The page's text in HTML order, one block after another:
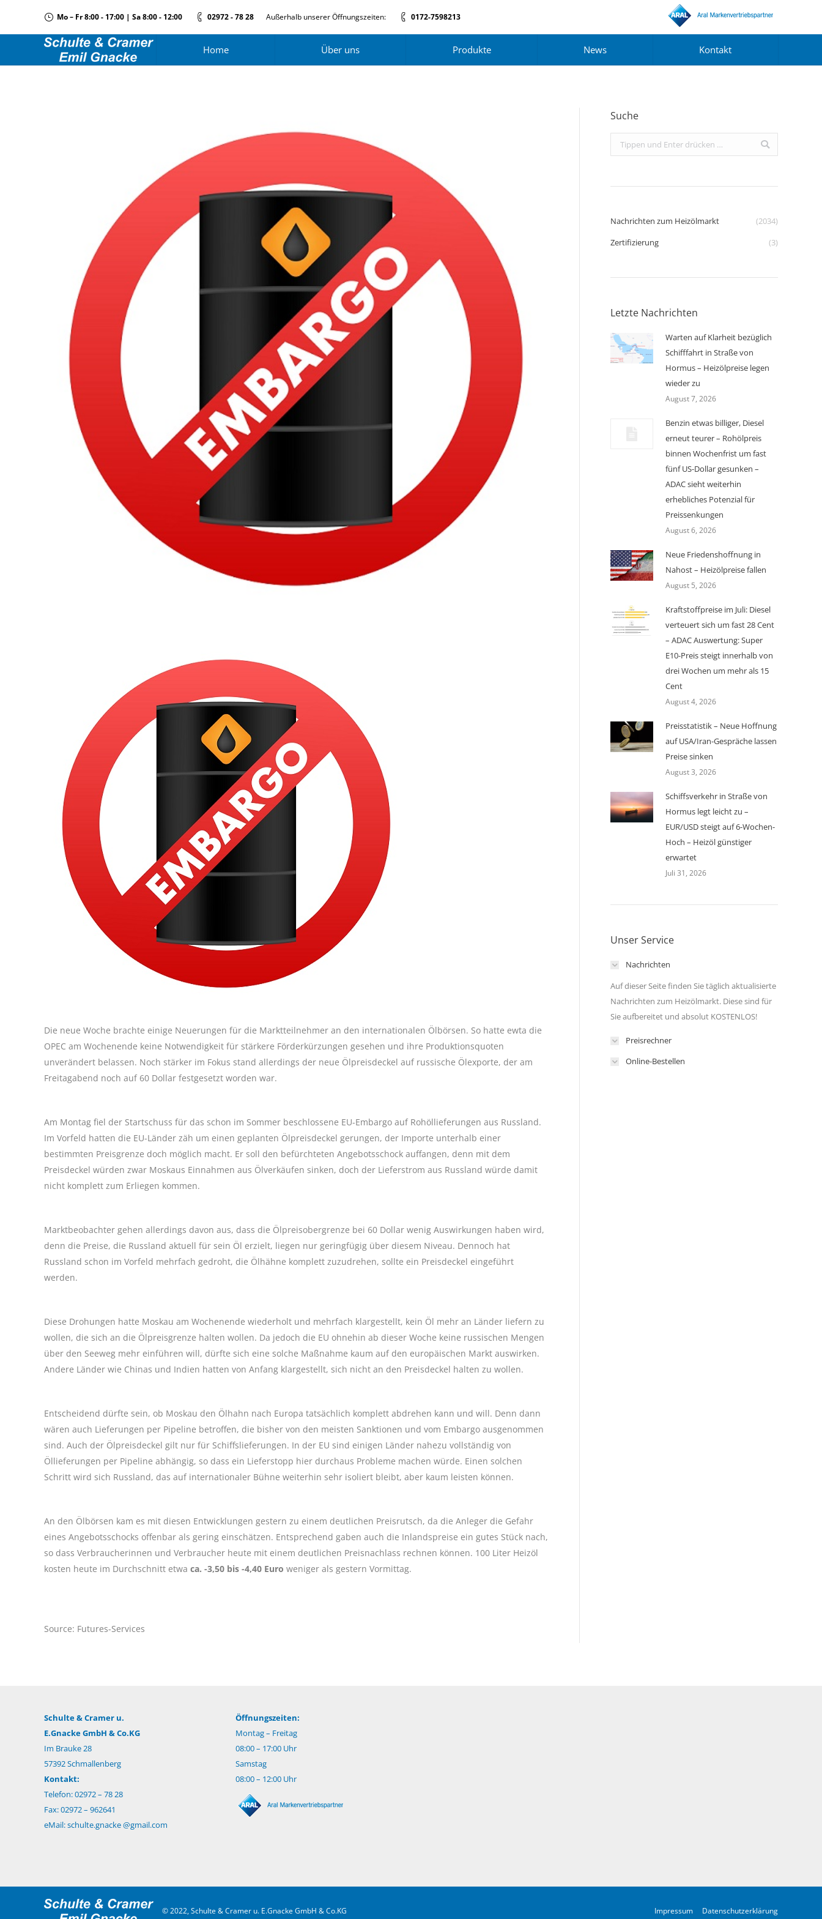
Mo – Fr 8:00 - 17:00 | Sa 8:00 - 12:00 02972 - 78 28 Außerhalb unserer Öffnungszeiten: 0172-7598213
Home Über uns Produkte News Kontakt
Die neue Woche brachte einige Neuerungen für die Marktteilnehmer an den internationalen Ölbörsen. So hatte ewta die
OPEC am Wochenende keine Notwendigkeit für stärkere Förderkürzungen gesehen und ihre Produktionsquoten
unverändert belassen. Noch stärker im Fokus stand allerdings der neue Ölpreisdeckel auf russische Ölexporte, der am
Freitagabend noch auf 60 Dollar festgesetzt worden war.
Am Montag fiel der Startschuss für das schon im Sommer beschlossene EU-Embargo auf Rohöllieferungen aus Russland.
Im Vorfeld hatten die EU-Länder zäh um einen geplanten Ölpreisdeckel gerungen, der Importe unterhalb einer
bestimmten Preisgrenze doch möglich macht. Er soll den befürchteten Angebotsschock auffangen, denn mit dem
Preisdeckel würden zwar Moskaus Einnahmen aus Ölverkäufen sinken, doch der Lieferstrom aus Russland würde damit
nicht komplett zum Erliegen kommen.
Marktbeobachter gehen allerdings davon aus, dass die Ölpreisobergrenze bei 60 Dollar wenig Auswirkungen haben wird,
denn die Preise, die Russland aktuell für sein Öl erzielt, liegen nur geringfügig über diesem Niveau. Dennoch hat
Russland schon im Vorfeld mehrfach gedroht, die Ölhähne komplett zuzudrehen, sollte ein Preisdeckel eingeführt
werden.
Diese Drohungen hatte Moskau am Wochenende wiederholt und mehrfach klargestellt, kein Öl mehr an Länder liefern zu
wollen, die sich an die Ölpreisgrenze halten wollen. Da jedoch die EU ohnehin ab dieser Woche keine russischen Mengen
über den Seeweg mehr einführen will, dürfte sich eine solche Maßnahme kaum auf den europäischen Markt auswirken.
Andere Länder wie Chinas und Indien hatten von Anfang klargestellt, sich nicht an den Preisdeckel halten zu wollen.
Entscheidend dürfte sein, ob Moskau den Ölhahn nach Europa tatsächlich komplett abdrehen kann und will. Denn dann
wären auch Lieferungen per Pipeline betroffen, die bisher von den meisten Sanktionen und vom Embargo ausgenommen
sind. Auch der Ölpreisdeckel gilt nur für Schiffslieferungen. In der EU sind einigen Länder nahezu vollständig von
Öllieferungen per Pipeline abhängig, so dass ein Lieferstopp hier durchaus Probleme machen würde. Einen solchen
Schritt wird sich Russland, das auf internationaler Bühne weiterhin sehr isoliert bleibt, aber kaum leisten können.
An den Ölbörsen kam es mit diesen Entwicklungen gestern zu einem deutlichen Preisrutsch, da die Anleger die Gefahr
eines Angebotsschocks offenbar als gering einschätzen. Entsprechend gaben auch die Inlandspreise ein gutes Stück nach,
so dass Verbraucherinnen und Verbraucher heute mit einem deutlichen Preisnachlass rechnen können. 100 Liter Heizöl
kosten heute im Durchschnitt etwa ca. -3,50 bis -4,40 Euro weniger als gestern Vormittag.
Source: Futures-Services
Suche
Search:
Nachrichten zum Heizölmarkt
(2034)
Zertifizierung
(3)
Letzte Nachrichten
Warten auf Klarheit bezüglich
Schifffahrt in Straße von
Hormus – Heizölpreise legen
wieder zu
August 7, 2026
Benzin etwas billiger, Diesel
erneut teurer – Rohölpreis
binnen Wochenfrist um fast
fünf US-Dollar gesunken –
ADAC sieht weiterhin
erhebliches Potenzial für
Preissenkungen
August 6, 2026
Neue Friedenshoffnung in
Nahost – Heizölpreise fallen
August 5, 2026
Kraftstoffpreise im Juli: Diesel
verteuert sich um fast 28 Cent
– ADAC Auswertung: Super
E10-Preis steigt innerhalb von
drei Wochen um mehr als 15
Cent
August 4, 2026
Preisstatistik – Neue Hoffnung
auf USA/Iran-Gespräche lassen
Preise sinken
August 3, 2026
Schiffsverkehr in Straße von
Hormus legt leicht zu –
EUR/USD steigt auf 6-Wochen-
Hoch – Heizöl günstiger
erwartet
Juli 31, 2026
Unser Service
Nachrichten
Auf dieser Seite finden Sie täglich aktualisierte
Nachrichten zum Heizölmarkt. Diese sind für
Sie aufbereitet und absolut KOSTENLOS!
Preisrechner
Online-Bestellen
Schulte & Cramer u.
E.Gnacke GmbH & Co.KG
Im Brauke 28
57392 Schmallenberg
Kontakt:
Telefon: 02972 – 78 28
Fax: 02972 – 962641
eMail:schulte.gnacke @gmail.com
Öffnungszeiten:
Montag – Freitag
08:00 – 17:00 Uhr
Samstag
08:00 – 12:00 Uhr
© 2022, Schulte & Cramer u. E.Gnacke GmbH & Co.KG Impressum Datenschutzerklärung